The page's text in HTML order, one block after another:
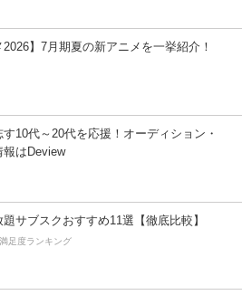
2026】7月期夏の新アニメを一挙紹介！
10代～20代を応援！オーディション・
報はDeview
サブスクおすすめ11選【徹底比較】
足度ランキング